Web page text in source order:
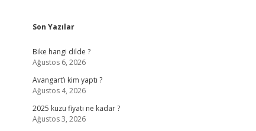
Sidebar
Son Yazılar
Bike hangi dilde ?
Ağustos 6, 2026
Avangart’ı kim yaptı ?
Ağustos 4, 2026
2025 kuzu fiyatı ne kadar ?
Ağustos 3, 2026